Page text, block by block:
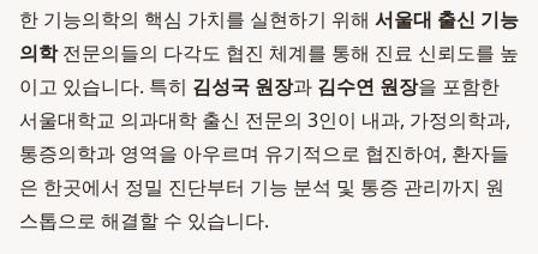
한 기능의학의 핵심 가치를 실현하기 위해 서울대 출신 기능
의학전문의들의 다각도 협진 체계를 통해 진료 신뢰도를 높
이고 있습니다. 특히 김성국 원장과 김수연 원장을 포함한
서울대학교 의과대학 출신 전문의 3인이 내과, 가정의학과,
통증의학과 영역을 아우르며 유기적으로 협진하여, 환자들
은 한곳에서 정밀 진단부터 기능 분석 및 통증 관리까지 원
스톱으로 해결할 수 있습니다.